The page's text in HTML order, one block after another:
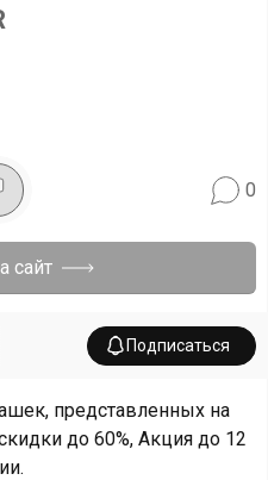
0
сайт
Подписаться
представленных на
до 60%, Акция до 12